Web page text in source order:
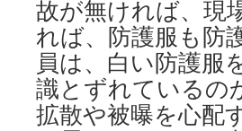
故が無ければ、現
れば、防護服も防
員は、白い防護服
識とずれているの
拡散や被曝を心配